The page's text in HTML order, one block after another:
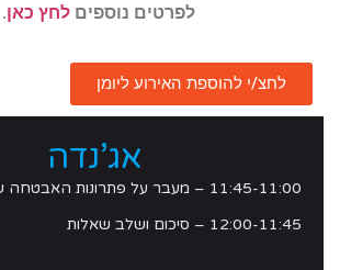
לפרטים נוספים לחץ כאן.
לחצ/י להוספת האירוע ליומן
אג’נדה
11:45-11:00 – מעבר על פתרונות האבטחה של מיקרוסופט
12:00-11:45 – סיכום ושלב שאלות